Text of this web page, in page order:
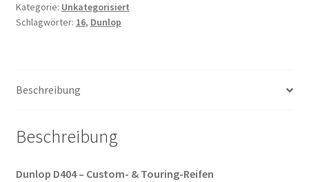
D
404
Menge
Kategorie: Unkategorisiert
Schlagwörter: 16, Dunlop
Beschreibung
Beschreibung
Dunlop D404 – Custom- & Touring-Reifen